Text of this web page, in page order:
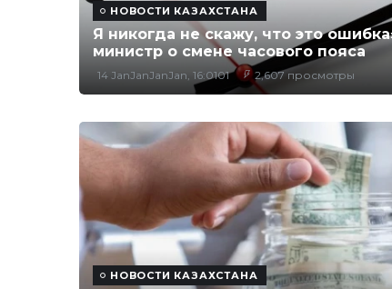
НОВОСТИ КАЗАХСТАНА
Я никогда не скажу, что это
министр о смене часового пояса
14 JanJanJanJan, 16:0101 2,607 просмотры
НОВОСТИ КАЗАХСТАНА